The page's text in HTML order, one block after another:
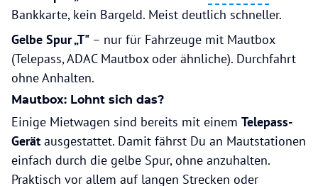
Bankkarte, kein Bargeld. Meist deutlich schneller.
Gelbe Spur „T" – nur für Fahrzeuge mit Mautbox
(Telepass, ADAC Mautbox oder ähnliche). Durchfahrt
ohne Anhalten.
Mautbox: Lohnt sich das?
Einige Mietwagen sind bereits mit einem Telepass-
Gerät ausgestattet. Damit fährst Du an Mautstationen
einfach durch die gelbe Spur, ohne anzuhalten.
Praktisch vor allem auf langen Strecken oder